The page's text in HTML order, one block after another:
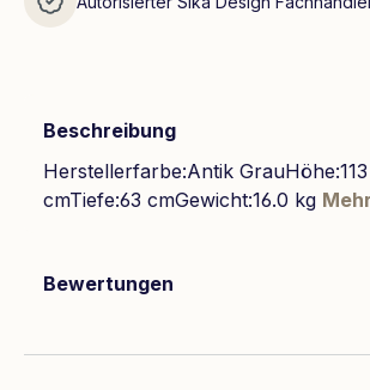
Beschreibung
Herstellerfarbe:Antik
cmTiefe:63 cmGewicht:16.0 kg Mehr
Bewertungen